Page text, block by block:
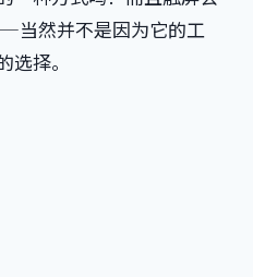
当然并不是因为它的工
择。